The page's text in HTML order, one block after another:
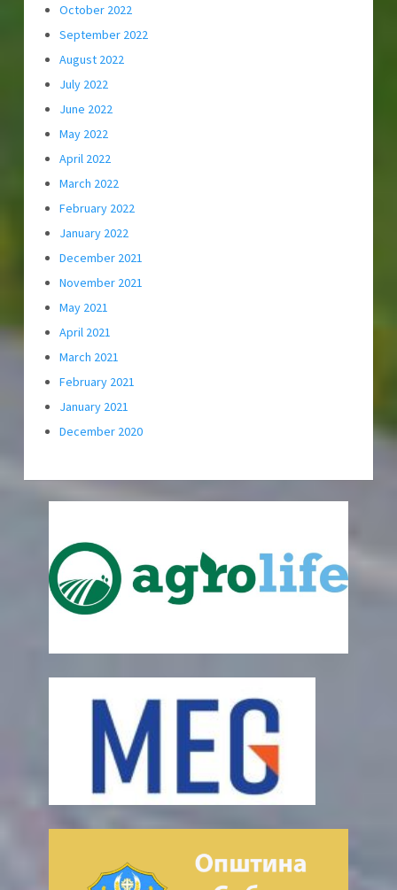
October 2022
September 2022
August 2022
July 2022
June 2022
May 2022
April 2022
March 2022
February 2022
January 2022
December 2021
November 2021
May 2021
April 2021
March 2021
February 2021
January 2021
December 2020